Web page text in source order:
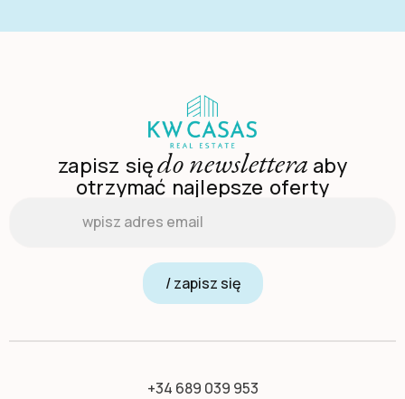
zapisz siędo newslettera aby
otrzymać najlepsze oferty
/ zapisz się
+34 689 039 953